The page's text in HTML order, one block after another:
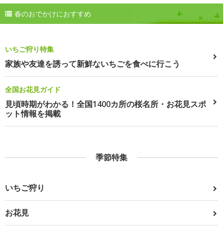
春のおでかけにおすすめ
いちご狩り特集
家族や友達を誘って新鮮ないちごを食べに行こう
全国お花見ガイド
見頃時期がわかる！全国1400カ所の桜名所・お花見スポ
ット情報を掲載
季節特集
いちご狩り
お花見